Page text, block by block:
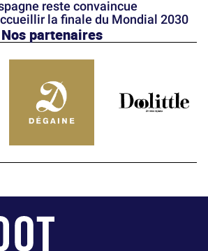
reste convaincue
la finale du Mondial 2030
Nos partenaires